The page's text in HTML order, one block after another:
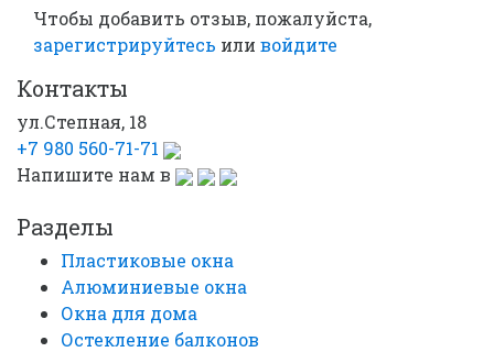
Чтобы добавить отзыв, пожалуйста,
зарегистрируйтесь или войдите
Контакты
ул.Степная, 18
+7 980 560-71-71
Напишите нам в
Разделы
Пластиковые окна
Алюминиевые окна
Окна для дома
Остекление балконов